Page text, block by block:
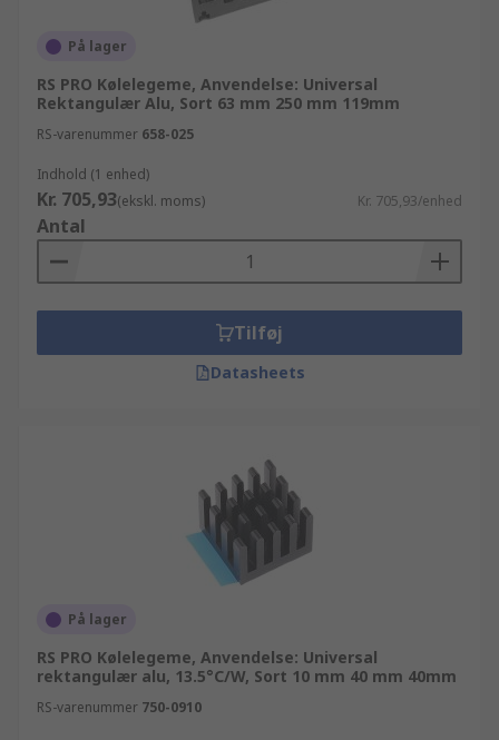
På lager
RS PRO Kølelegeme, Anvendelse: Universal
Rektangulær Alu, Sort 63 mm 250 mm 119mm
RS-varenummer 658-025
Indhold (1 enhed)
Kr. 705,93(ekskl. moms) Kr. 705,93/enhed
Antal
Tilføj
Datasheets
På lager
RS PRO Kølelegeme, Anvendelse: Universal
rektangulær alu, 13.5°C/W, Sort 10 mm 40 mm 40mm
RS-varenummer 750-0910